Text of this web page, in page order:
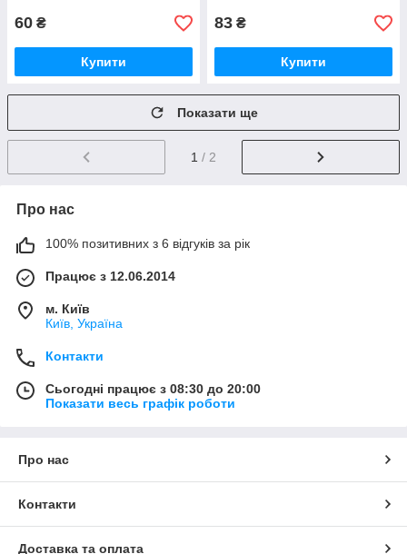
60 ₴
Купити
83 ₴
Купити
Показати ще
1 / 2
Про нас
100% позитивних з 6 відгуків за рік
Працює з 12.06.2014
м. Київ
Київ, Україна
Контакти
Сьогодні працює з 08:30 до 20:00
Показати весь графік роботи
Про нас
Контакти
Доставка та оплата